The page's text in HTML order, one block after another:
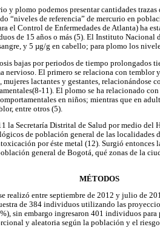
y plomo podemos presentar cantidades
“niveles de referencia” de mercurio en
el Control de Enfermedades de Atlanta) ha
de 15 años o más (5). El Instituto Nacional
y 5 µg/g en cabello; para plomo los
bajas por periodos de tiempo prolongados
nervioso. El primero se relaciona con temblor
lactantes y gestantes, relacionándose
11). El plomo se ha relacionado
en niños; mientras que en
entre otros (5).
la Secretaría Distrital de Salud por medio del
de población general de las localidades
por éste metal (12). Surgió entonces
general de Bogotá, qué zonas de la
MÉTODOS
realizó entre septiembre de 2012 y julio de
de 384 individuos utilizando las
sin embargo ingresaron 401 individuos
y aleatoria según la población y el